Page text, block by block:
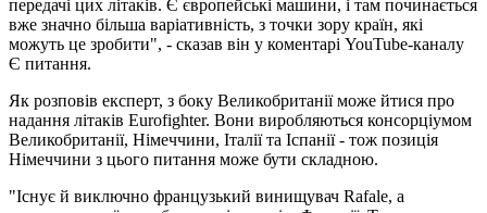
передачі цих літаків. Є європейські машини, і там починається
вже значно більша варіативність, з точки зору країн, які
можуть це зробити", - сказав він у коментарі YouTube-каналу
Є питання.
Як розповів експерт, з боку Великобританії може йтися про
надання літаків Eurofighter. Вони виробляються консорціумом
Великобританії, Німеччини, Італії та Іспанії - тож позиція
Німеччини з цього питання може бути складною.
"Існує й виключно французький винищувач Rafale, а